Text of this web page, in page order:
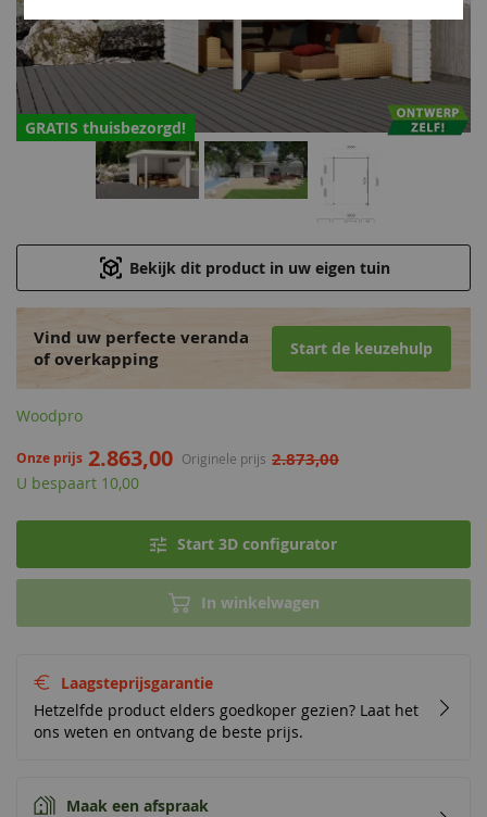
GRATIS thuisbezorgd!
Bekijk dit product in uw eigen tuin
Vind uw perfecte veranda
of overkapping
Start de keuzehulp
Woodpro
Originele prijs 2.873,00
Onze prijs 2.863,00
U bespaart 10,00
Start 3D configurator
In winkelwagen
Laagsteprijsgarantie
Hetzelfde product elders goedkoper gezien? Laat het
ons weten en ontvang de beste prijs.
Maak een afspraak